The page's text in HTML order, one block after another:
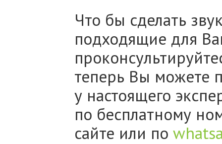
Что бы сделать
подходящие для
теперь Вы можете
у настоящего
по бесплатному
сайте или по